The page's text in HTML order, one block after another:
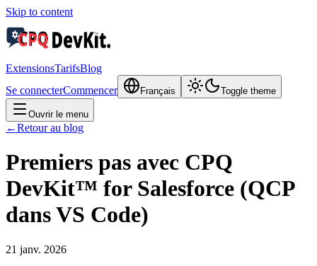
Skip to content
ExtensionsTarifsBlog
Se connecterCommencer Français Toggle theme
Ouvrir le menu
←Retour au blog
Premiers pas avec CPQ
DevKit™ for Salesforce (QCP
dans VS Code)
21 janv. 2026